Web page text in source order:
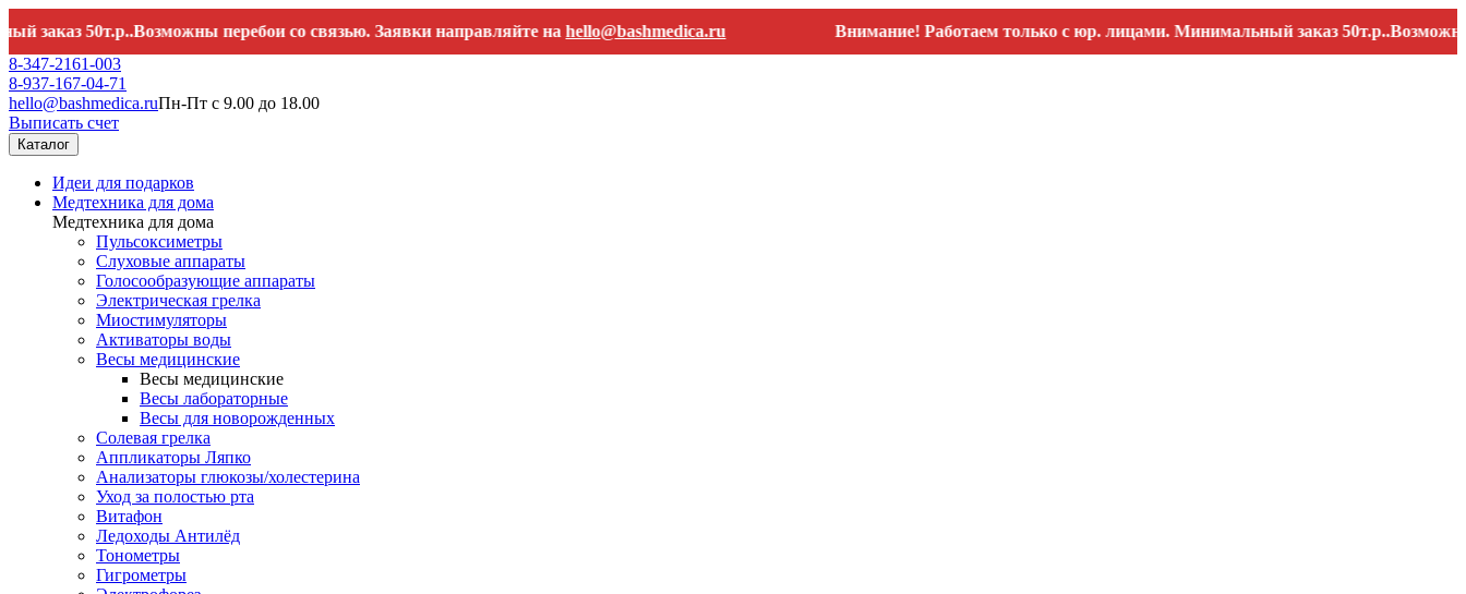
50т.р..Возможны перебои со связью. Заявки направляйте наhello@bashmedica.ru
Внимание! Работаем только с юр. лицами. Минимальный заказ 50т.р..Возможны
8-347-2161-003
8-937-167-04-71
hello@bashmedica.ruПн-Пт с 9.00 до 18.00
Выписать счет
Каталог
Идеи для подарков
Медтехника для дома
Медтехника для дома
Пульсоксиметры
Слуховые аппараты
Голосообразующие аппараты
Электрическая грелка
Миостимуляторы
Активаторы воды
Весы медицинские
Весы медицинские
Весы лабораторные
Весы для новорожденных
Солевая грелка
Аппликаторы Ляпко
Анализаторы глюкозы/холестерина
Уход за полостью рта
Витафон
Ледоходы Антилёд
Тонометры
Гигрометры